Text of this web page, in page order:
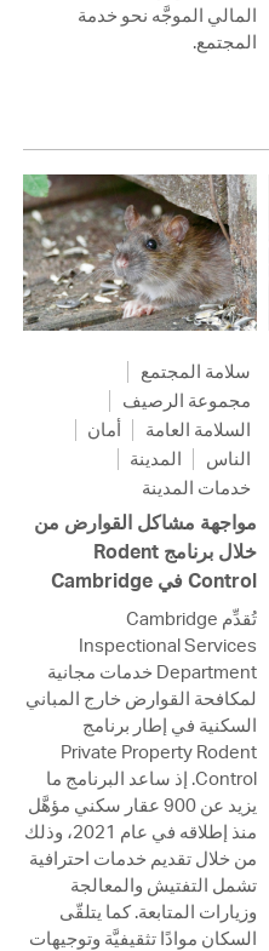
المالي الموجَّه نحو خدمة
المجتمع.
سلامة المجتمع
مجموعة الرصيف
السلامة العامة
أمان
الناس
المدينة
خدمات المدينة
مواجهة مشاكل القوارض من
خلال برنامج Rodent
Control في Cambridge
تُقدِّم Cambridge
Inspectional Services
Department خدمات مجانية
لمكافحة القوارض خارج المباني
السكنية في إطار برنامج
Private Property Rodent
Control. إذ ساعد البرنامج ما
يزيد عن 900 عقار سكني مؤهَّل
منذ إطلاقه في عام 2021، وذلك
من خلال تقديم خدمات احترافية
تشمل التفتيش والمعالجة
وزيارات المتابعة. كما يتلقّى
السكان موادًا تثقيفيَّة وتوجيهات